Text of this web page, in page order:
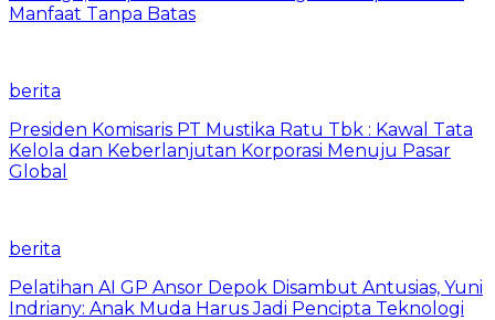
Manfaat Tanpa Batas
berita
Presiden Komisaris PT Mustika Ratu Tbk : Kawal Tata
Kelola dan Keberlanjutan Korporasi Menuju Pasar
Global
berita
Pelatihan AI GP Ansor Depok Disambut Antusias, Yuni
Indriany: Anak Muda Harus Jadi Pencipta Teknologi